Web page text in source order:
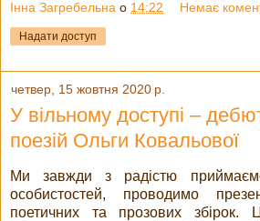
Інна Загребельна о 14:22 Немає
Надати доступ
четвер, 15 жовтня 2020 р.
У вільному доступі –
поезій Ольги Ковальової
Ми завжди з радістю
особистостей, проводимо
поетичних та прозових збірок.